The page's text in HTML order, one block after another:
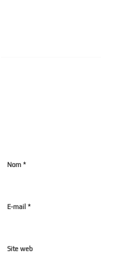
Nom*
E-mail*
Site web